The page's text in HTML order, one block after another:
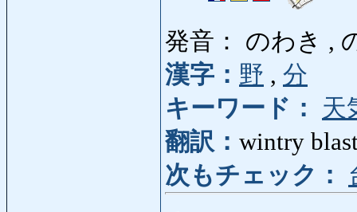
発音： のわき ,
漢字： 野 , 分
キーワード：
天
翻訳： wintry
次もチェック：